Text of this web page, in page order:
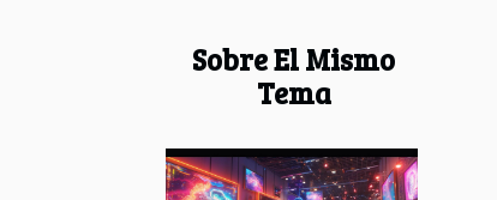
Sobre El Mismo
Tema